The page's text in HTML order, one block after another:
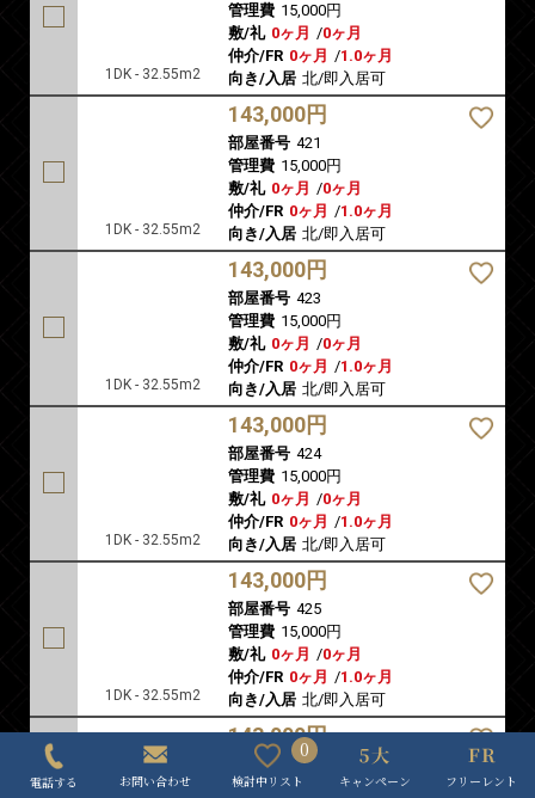
1DK - 32.55m2
管理費 15,000円
敷/礼 0ヶ月 /0ヶ月
仲介/FR 0ヶ月 /1.0ヶ月
向き/入居 北/即入居可
1DK - 32.55m2
143,000円
部屋番号 421
管理費 15,000円
敷/礼 0ヶ月 /0ヶ月
仲介/FR 0ヶ月 /1.0ヶ月
向き/入居 北/即入居可
1DK - 32.55m2
143,000円
部屋番号 423
管理費 15,000円
敷/礼 0ヶ月 /0ヶ月
仲介/FR 0ヶ月 /1.0ヶ月
向き/入居 北/即入居可
1DK - 32.55m2
143,000円
部屋番号 424
管理費 15,000円
敷/礼 0ヶ月 /0ヶ月
仲介/FR 0ヶ月 /1.0ヶ月
向き/入居 北/即入居可
1DK - 32.55m2
143,000円
部屋番号 425
管理費 15,000円
敷/礼 0ヶ月 /0ヶ月
仲介/FR 0ヶ月 /1.0ヶ月
向き/入居 北/即入居可
143,000円
部屋番号
426
管理費 15,000円
電話する お問い合わせ
0
検討中リスト キャンペーン フリーレント